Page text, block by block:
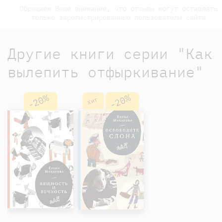
Другие книги серии "Как
вылепить отфыркивание"
-20% Хит -20%